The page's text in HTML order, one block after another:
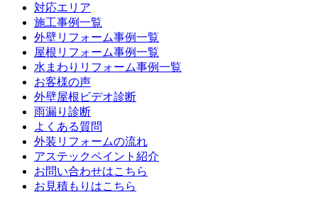
対応エリア
施工事例一覧
外壁リフォーム事例一覧
屋根リフォーム事例一覧
水まわりリフォーム事例一覧
お客様の声
外壁屋根ビデオ診断
雨漏り診断
よくある質問
外装リフォームの流れ
アステックペイント紹介
お問い合わせはこちら
お見積もりはこちら